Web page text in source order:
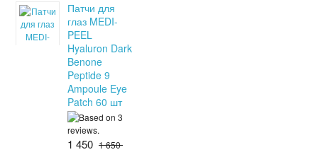
Патчи для
глаз MEDI-
PEEL
Hyaluron Dark
Benone
Peptide 9
Ampoule Eye
Patch 60 шт
1 450 1 650